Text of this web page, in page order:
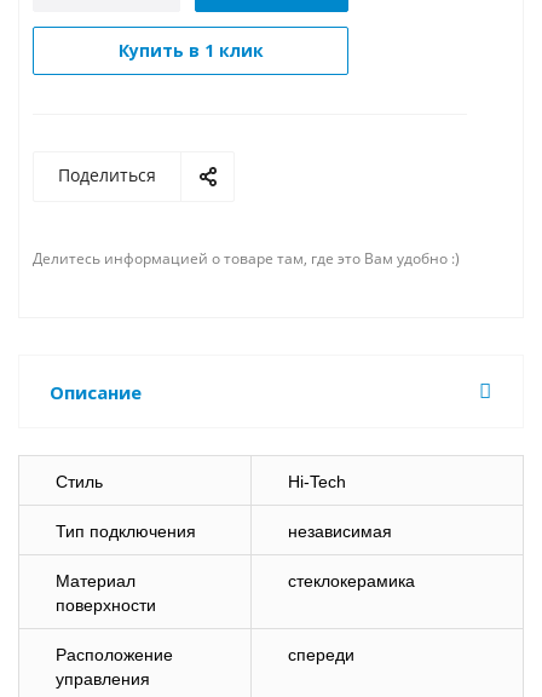
Купить в 1 клик
Поделиться
Делитесь информацией о товаре там, где это Вам удобно :)
Описание
Стиль Hi-Tech
Тип подключения независимая
Материал
поверхности
стеклокерамика
Расположение
управления
спереди